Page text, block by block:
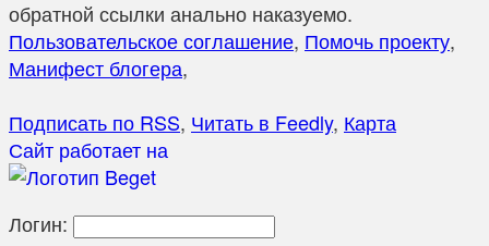
обратной ссылки анально наказуемо.
Пользовательское соглашение, Помочь проекту,
Манифест блогера,
Подписать по RSS, Читать в Feedly, Карта
Сайт работает на
Логин: